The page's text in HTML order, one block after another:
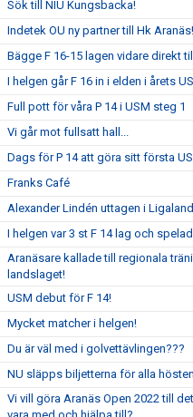
Sök till NIU Kungsbacka!
Indetek OU ny partner till Hk Aranäs!
Bägge F 16-15 lagen vidare direkt
I helgen går F 16 in i elden i årets
Full pott för våra P 14 i USM steg 1
Vi går mot fullsatt hall...
Dags för P 14 att göra sitt första
Franks Café
Alexander Lindén uttagen i
I helgen var 3 st F 14 lag och
Aranäsare kallade till regionala
landslaget!
USM debut för F 14!
Mycket matcher i helgen!
Du är väl med i golvettävlingen???
NU släpps biljetterna för alla
Vi vill göra Aranäs Open 2022 till